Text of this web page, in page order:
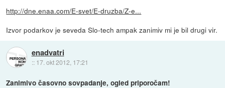
http://dne.enaa.com/E-svet/E-druzba/Z-e...
Izvor podarkov je seveda Slo-tech ampak zanimiv mi je bil drugi vir.
enadvatri
:: 17. okt 2012, 17:21
Zanimivo časovno sovpadanje, ogled priporočam!